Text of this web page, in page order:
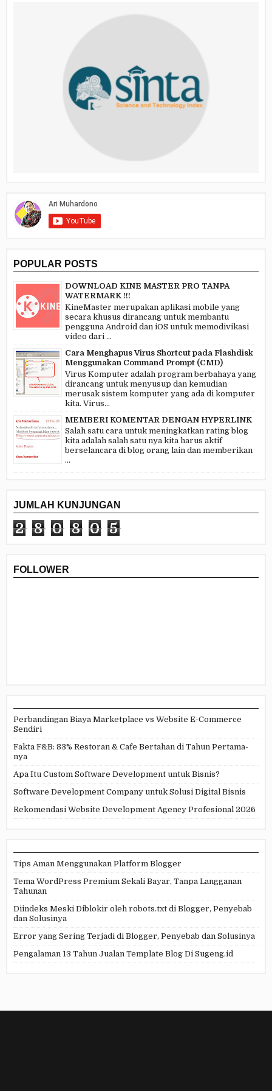
POPULAR POSTS
DOWNLOAD KINE MASTER PRO TANPA
WATERMARK !!!
KineMaster merupakan aplikasi mobile yang
secara khusus dirancang untuk membantu
pengguna Android dan iOS untuk memodivikasi
video dari ...
Cara Menghapus Virus Shortcut pada Flashdisk
Menggunakan Command Prompt (CMD)
Virus Komputer adalah program berbahaya yang
dirancang untuk menyusup dan kemudian
merusak sistem komputer yang ada di komputer
kita. Virus...
MEMBERI KOMENTAR DENGAN HYPERLINK
Salah satu cara untuk meningkatkan rating blog
kita adalah salah satu nya kita harus aktif
berselancara di blog orang lain dan memberikan
...
JUMLAH KUNJUNGAN
2 8 0 8 0 5
FOLLOWER
Perbandingan Biaya Marketplace vs Website E-Commerce
Sendiri
Fakta F&B: 83% Restoran & Cafe Bertahan di Tahun Pertama-
nya
Apa Itu Custom Software Development untuk Bisnis?
Software Development Company untuk Solusi Digital Bisnis
Rekomendasi Website Development Agency Profesional 2026
Tips Aman Menggunakan Platform Blogger
Tema WordPress Premium Sekali Bayar, Tanpa Langganan
Tahunan
Diindeks Meski Diblokir oleh robots.txt di Blogger, Penyebab
dan Solusinya
Error yang Sering Terjadi di Blogger, Penyebab dan Solusinya
Pengalaman 13 Tahun Jualan Template Blog Di Sugeng.id